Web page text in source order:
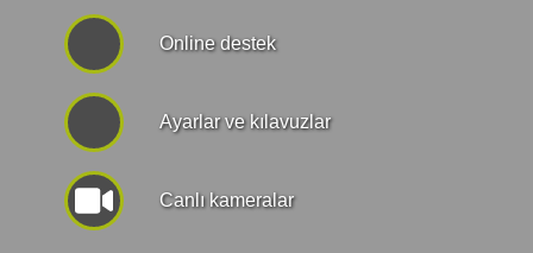
Online destek
Ayarlar ve kılavuzlar
Canlı kameralar